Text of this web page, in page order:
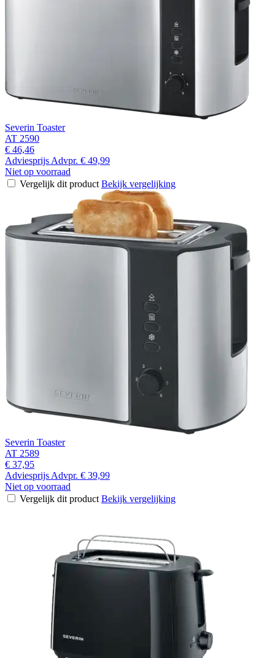
Severin Toaster
AT 2590
€ 46,46
Adviesprijs Advpr. € 49,99
Niet op voorraad
Vergelijk dit product Bekijk vergelijking
Severin Toaster
AT 2589
€ 37,95
Adviesprijs Advpr. € 39,99
Niet op voorraad
Vergelijk dit product Bekijk vergelijking